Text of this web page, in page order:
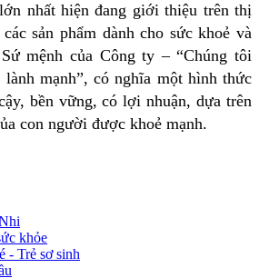
nhất hiện đang giới thiệu trên thị
sản phẩm dành cho sức khoẻ và
mệnh của Công ty – “Chúng tôi
mạnh”, có nghĩa một hình thức
bền vững, có lợi nhuận, dựa trên
con người được khoẻ mạnh.
khỏe
- Trẻ sơ sinh